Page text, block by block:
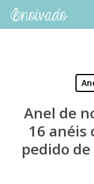
Skip
Anel de
16 anéis
pedido